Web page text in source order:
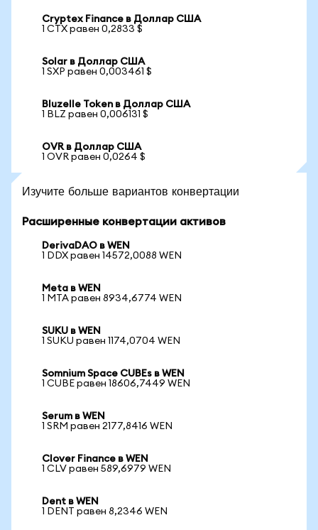
Cryptex Finance в Доллар США
1 CTX равен 0,2833 $
Solar в Доллар США
1 SXP равен 0,003461 $
Bluzelle Token в Доллар США
1 BLZ равен 0,006131 $
OVR в Доллар США
1 OVR равен 0,0264 $
Изучите больше вариантов конвертации
Расширенные конвертации активов
DerivaDAO в WEN
1 DDX равен 14572,0088 WEN
Meta в WEN
1 MTA равен 8934,6774 WEN
SUKU в WEN
1 SUKU равен 1174,0704 WEN
Somnium Space CUBEs в WEN
1 CUBE равен 18606,7449 WEN
Serum в WEN
1 SRM равен 2177,8416 WEN
Clover Finance в WEN
1 CLV равен 589,6979 WEN
Dent в WEN
1 DENT равен 8,2346 WEN